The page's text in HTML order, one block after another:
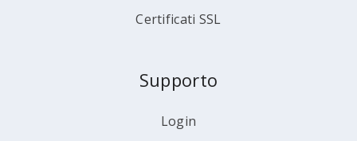
Certificati SSL
Supporto
Login